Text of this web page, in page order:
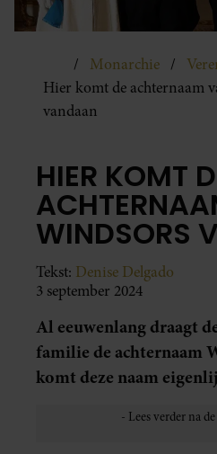
Monarchie
Hier komt de achternaam
vandaan
HIER KOMT
WINDSORS
Tekst: Denise Delgado
3 september 2024
Al eeuwenlang draagt
familie de achternaam
komt deze naam